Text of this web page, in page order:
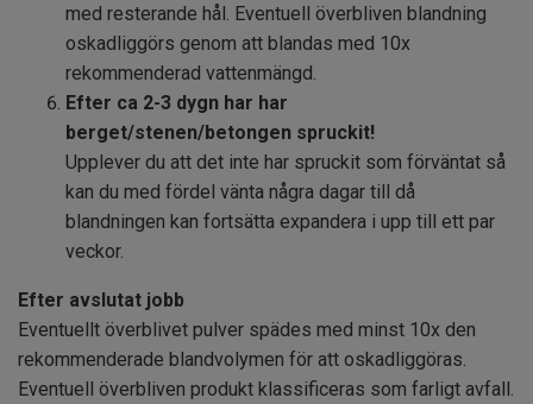
med resterande hål. Eventuell överbliven blandning
oskadliggörs genom att blandas med 10x
rekommenderad vattenmängd.
Efter ca 2-3 dygn har har
berget/stenen/betongen spruckit!
Upplever du att det inte har spruckit som förväntat så
kan du med fördel vänta några dagar till då
blandningen kan fortsätta expandera i upp till ett par
veckor.
Efter avslutat jobb
Eventuellt överblivet pulver spädes med minst 10x den
rekommenderade blandvolymen för att oskadliggöras.
Eventuell överbliven produkt klassificeras som farligt avfall.